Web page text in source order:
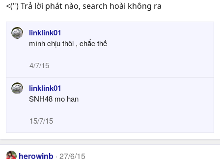
<(") Trả lời phát nào, search hoài không ra
linklink01
mình chịu thôi , chắc thế
4/7/15
linklink01
SNH48 mo han
15/7/15
herowinb 27/6/15